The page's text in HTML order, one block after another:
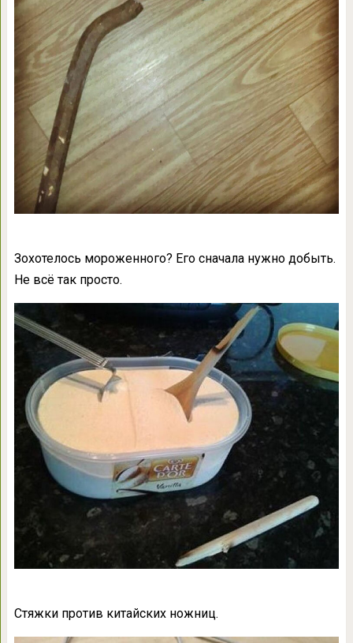
Зохотелось мороженного? Его сначала нужно добыть.
Не всё так просто.
Стяжки против китайских ножниц.